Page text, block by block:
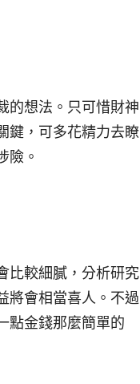
的想法。只可惜財神
鍵，可多花精力去瞭
險。
比較細膩，分析研究
將會相當喜人。不過
點金錢那麼簡單的